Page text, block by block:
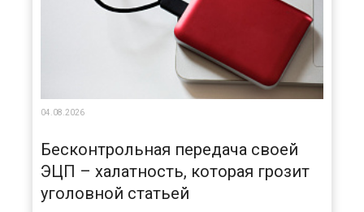
04.08.2026
Бесконтрольная передача своей
ЭЦП – халатность, которая грозит
уголовной статьей